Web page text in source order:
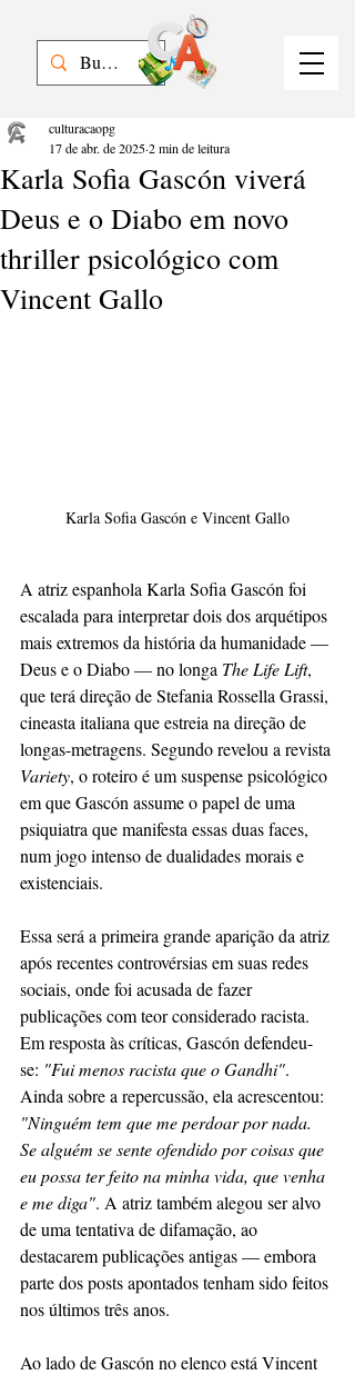
Karla Sofia Gascón viverá
Deus e o Diabo em novo
thriller psicológico com
Vincent Gallo
culturacaopg
17 de abr. de 20252 min de leitura
Karla Sofia Gascón e Vincent Gallo
A atriz espanhola Karla Sofia Gascón foi
escalada para interpretar dois dos arquétipos
mais extremos da história da humanidade —
Deus e o Diabo — no longa The Life Lift,
que terá direção de Stefania Rossella Grassi,
cineasta italiana que estreia na direção de
longas-metragens. Segundo revelou a revista
Variety, o roteiro é um suspense psicológico
em que Gascón assume o papel de uma
psiquiatra que manifesta essas duas faces,
num jogo intenso de dualidades morais e
existenciais.
Essa será a primeira grande aparição da atriz
após recentes controvérsias em suas redes
sociais, onde foi acusada de fazer
publicações com teor considerado racista.
Em resposta às críticas, Gascón defendeu-
se: "Fui menos racista que o Gandhi".
Ainda sobre a repercussão, ela acrescentou:
"Ninguém tem que me perdoar por nada.
Se alguém se sente ofendido por coisas que
eu possa ter feito na minha vida, que venha
e me diga". A atriz também alegou ser alvo
de uma tentativa de difamação, ao
destacarem publicações antigas — embora
parte dos posts apontados tenham sido feitos
nos últimos três anos.
Ao lado de Gascón no elenco está Vincent